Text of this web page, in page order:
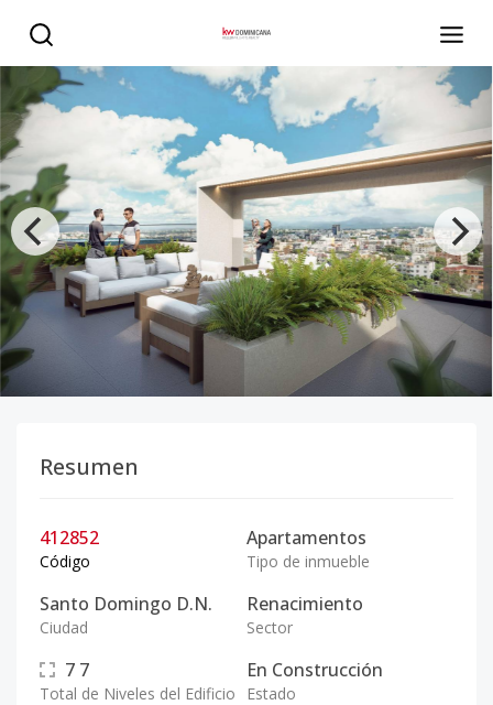
Resumen
412852
Código
Apartamentos
Tipo de inmueble
Santo Domingo D.N.
Ciudad
Renacimiento
Sector
7 7
Total de Niveles del Edificio
En Construcción
Estado